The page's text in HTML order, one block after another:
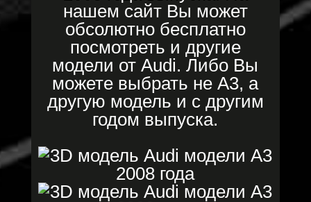
нашем сайт Вы может
обсолютно бесплатно
посмотреть и другие
модели от Audi. Либо Вы
можете выбрать не A3, а
другую модель и с другим
годом выпуска.